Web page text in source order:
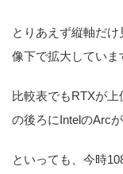
とりあえず縦軸だ
像下で拡大していま
比較表でもRTXが
の後ろにIntelのArc
といっても、今時